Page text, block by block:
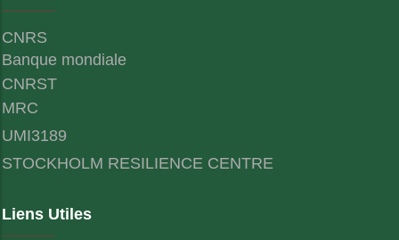
CNRS
Banque mondiale
CNRST
MRC
UMI3189
STOCKHOLM RESILIENCE CENTRE
Liens Utiles